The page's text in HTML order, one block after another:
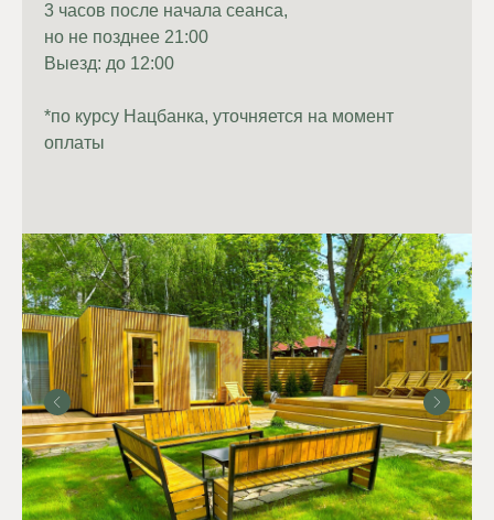
3 часов после начала сеанса,
но не позднее 21:00
Выезд: до 12:00
*по курсу Нацбанка, уточняется на момент
оплаты